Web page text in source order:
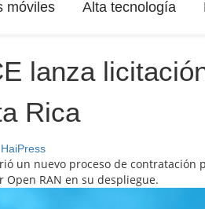
móviles Alta tecnología
lanza
Rica
HaiPress
un nuevo proceso de contratación
Open RAN en su despliegue.